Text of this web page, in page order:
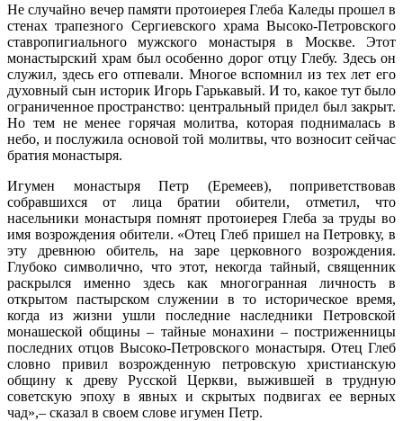
Не случайно вечер памяти протоиерея Глеба Каледы прошел в
стенах трапезного Сергиевского храма Высоко-Петровского
ставропигиального мужского монастыря в Москве. Этот
монастырский храм был особенно дорог отцу Глебу. Здесь он
служил, здесь его отпевали. Многое вспомнил из тех лет его
духовный сын историк Игорь Гарькавый. И то, какое тут было
ограниченное пространство: центральный придел был закрыт.
Но тем не менее горячая молитва, которая поднималась в
небо, и послужила основой той молитвы, что возносит сейчас
братия монастыря.
Игумен монастыря Петр (Еремеев), поприветствовав
собравшихся от лица братии обители, отметил, что
насельники монастыря помнят протоиерея Глеба за труды во
имя возрождения обители. «Отец Глеб пришел на Петровку, в
эту древнюю обитель, на заре церковного возрождения.
Глубоко символично, что этот, некогда тайный, священник
раскрылся именно здесь как многогранная личность в
открытом пастырском служении в то историческое время,
когда из жизни ушли последние наследники Петровской
монашеской общины – тайные монахини – постриженницы
последних отцов Высоко-Петровского монастыря. Отец Глеб
словно привил возрожденную петровскую христианскую
общину к древу Русской Церкви, выжившей в трудную
советскую эпоху в явных и скрытых подвигах ее верных
чад»,– сказал в своем слове игумен Петр.